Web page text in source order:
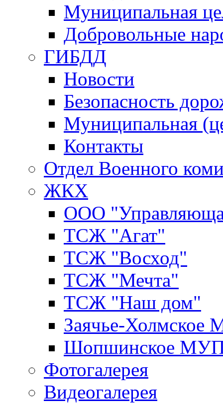
Муниципальная
Добровольные
ГИБДД
Новости
Безопасность
Муниципальная
Контакты
Отдел Военного
ЖКХ
ООО
ТСЖ "Агат"
ТСЖ "Восход"
ТСЖ "Мечта"
ТСЖ "Наш дом"
Заячье-
Шопшинское
Фотогалерея
Видеогалерея